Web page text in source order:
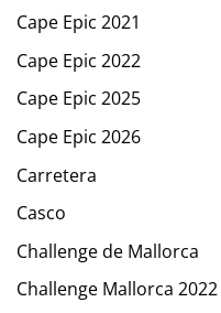
Cape Epic 2021
Cape Epic 2022
Cape Epic 2025
Cape Epic 2026
Carretera
Casco
Challenge de Mallorca
Challenge Mallorca 2022